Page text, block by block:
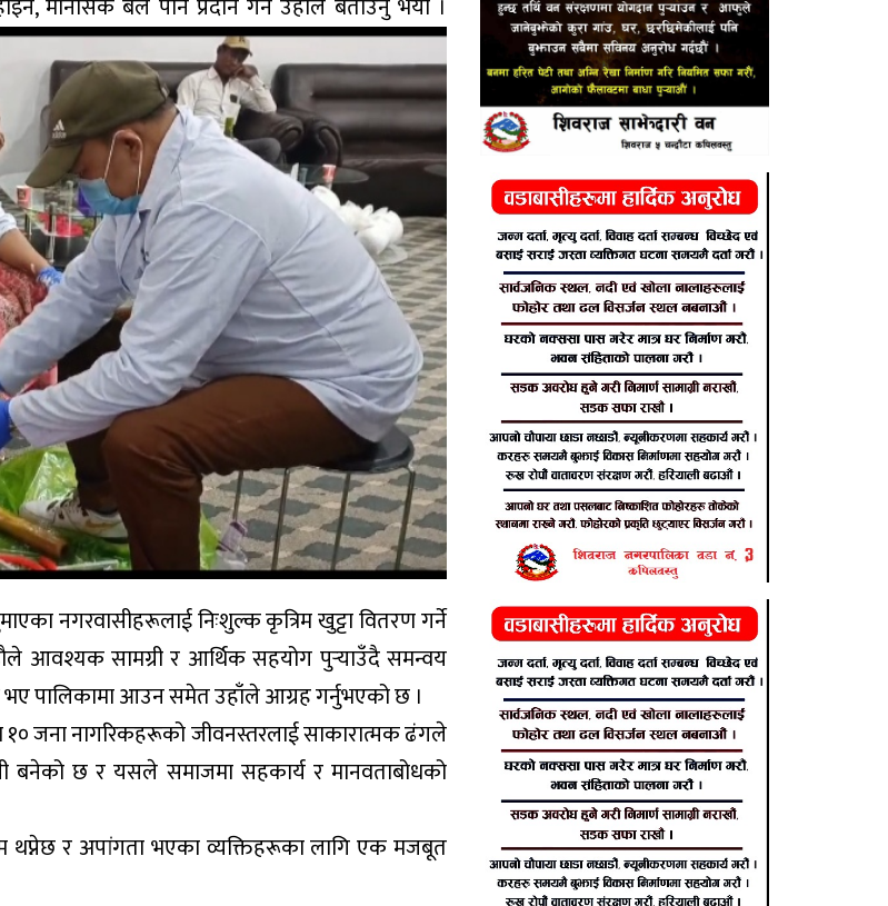
मानसिक बल पनि प्रदान गर्ने उहाँले बताउनु भयो ।
नगरवासीहरूलाई निःशुल्क कृत्रिम खुट्टा वितरण गर्ने
आवश्यक सामग्री र आर्थिक सहयोग पुर्‍याउँदै समन्वय
पालिकामा आउन समेत उहाँले आग्रह गर्नुभएको छ ।
१० जना नागरिकहरूको जीवनस्तरलाई साकारात्मक ढंगले
बनेको छ र यसले समाजमा सहकार्य र मानवताबोधको
र अपांगता भएका व्यक्तिहरूका लागि एक मजबूत